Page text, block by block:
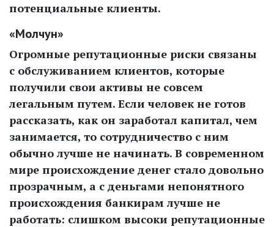
потенциальные клиенты.
«Молчун»
Огромные репутационные риски связаны
с обслуживанием клиентов, которые
получили свои активы не совсем
легальным путем. Если человек не готов
рассказать, как он заработал капитал, чем
занимается, то сотрудничество с ним
обычно лучше не начинать. В современном
мире происхождение денег стало довольно
прозрачным, а с деньгами непонятного
происхождения банкирам лучше не
работать: слишком высоки репутационные